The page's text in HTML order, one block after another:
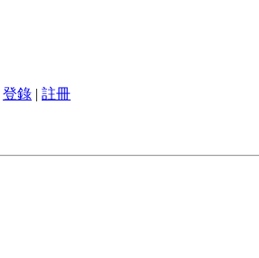
登錄 | 註冊